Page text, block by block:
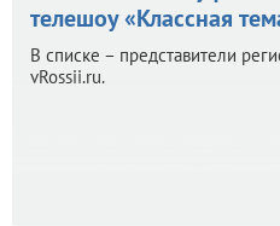
телешоу «Классная
В списке – представители
vRossii.ru.